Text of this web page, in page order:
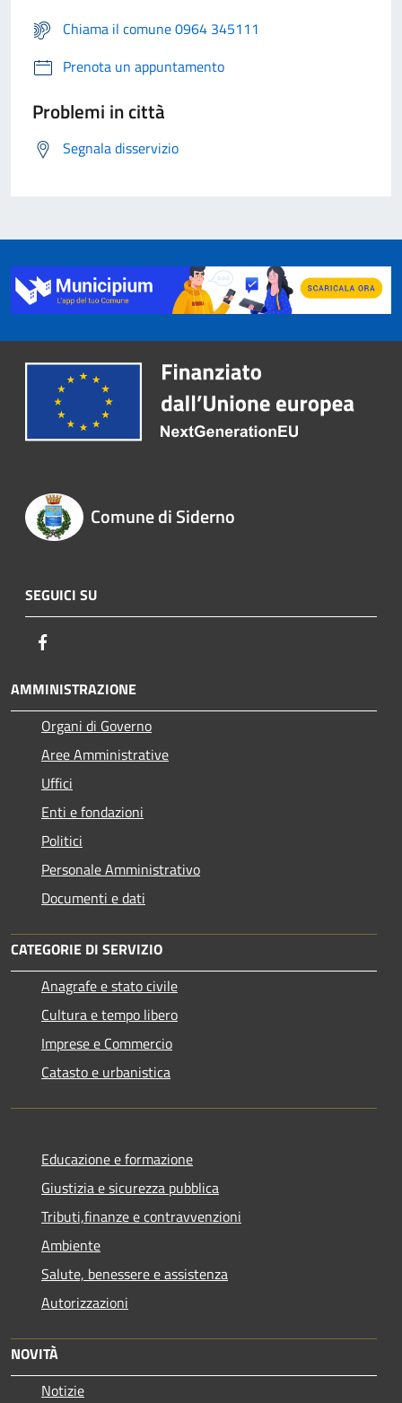
Chiama il comune 0964 345111
Prenota un appuntamento
Problemi in città
Segnala disservizio
Comune di Siderno
SEGUICI SU
AMMINISTRAZIONE
Organi di Governo
Aree Amministrative
Uffici
Enti e fondazioni
Politici
Personale Amministrativo
Documenti e dati
CATEGORIE DI SERVIZIO
Anagrafe e stato civile
Cultura e tempo libero
Imprese e Commercio
Catasto e urbanistica
Educazione e formazione
Giustizia e sicurezza pubblica
Tributi,finanze e contravvenzioni
Ambiente
Salute, benessere e assistenza
Autorizzazioni
NOVITÀ
Notizie